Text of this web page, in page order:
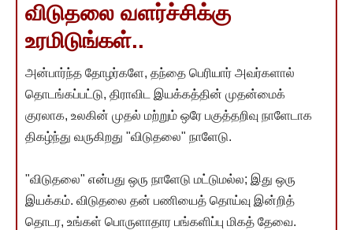
விடுதலை வளர்ச்சிக்கு
உரமிடுங்கள்..
அன்பார்ந்த தோழர்களே, தந்தை பெரியார் அவர்களால்
தொடங்கப்பட்டு, திராவிட இயக்கத்தின் முதன்மைக்
குரலாக, உலகின் முதல் மற்றும் ஒரே பகுத்தறிவு நாளேடாக
திகழ்ந்து வருகிறது "விடுதலை" நாளேடு.
"விடுதலை" என்பது ஒரு நாளேடு மட்டுமல்ல; இது ஒரு
இயக்கம். விடுதலை தன் பணியைத் தொய்வு இன்றித்
தொடர, உங்கள் பொருளாதார பங்களிப்பு மிகத் தேவை.